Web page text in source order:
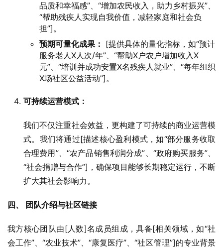
品质和幸福感”、“增加农民收入，助力乡村振兴”、
“帮助残疾人实现自我价值，减轻家庭和社会负
担”]。
预期可量化成果： [提供具体的量化指标，如“预计
服务老人X人次/年”、“帮助X户农户增加收入X
元”、“培训并成功安置X名残疾人就业”、“每年组织
X场社区公益活动”]。
可持续运营模式：
我们不仅注重社会效益，更构建了可持续的商业运营模
式。我们将通过[描述核心盈利模式，如“部分服务收取
合理费用”、“农产品销售利润分成”、“政府购买服务”、
“社会捐赠与合作”]，确保项目能够长期稳定运行，不断
扩大其社会影响力。
四、 团队介绍与社区链接
我方核心团队由[人数]名成员组成，具备[相关领域，如“社
会工作”、“农业技术”、“康复医疗”、“社区管理”]的专业背景